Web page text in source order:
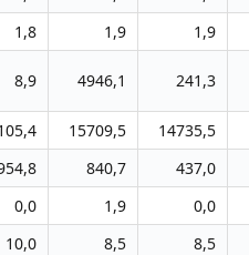
1,8
1,9 1,9
8,9 4946,1 241,3
15709,5 14735,5
840,7 437,0
0,0
1,9 0,0
10,0
8,5 8,5